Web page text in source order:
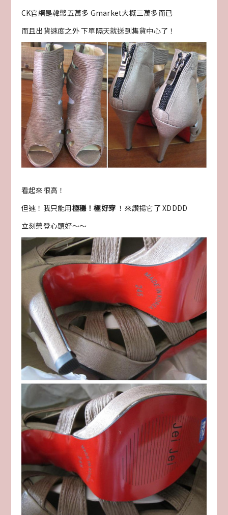
CK官網是韓幣五萬多 Gmarket大概三萬多而已
而且出貨速度之外 下單隔天就送到集貨中心了！
看起來很高！
但速！我只能用極穩！極好穿 ！來讚揚它了 XDDDD
立刻榮登心頭好～～